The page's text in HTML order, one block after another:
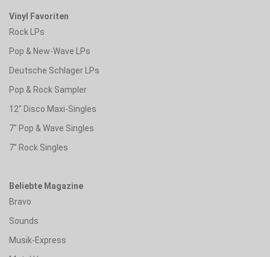
Vinyl Favoriten
Rock LPs
Pop & New-Wave LPs
Deutsche Schlager LPs
Pop & Rock Sampler
12" Disco Maxi-Singles
7" Pop & Wave Singles
7" Rock Singles
Beliebte Magazine
Bravo
Sounds
Musik-Express